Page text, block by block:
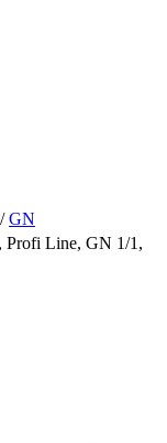
GN
Line, GN 1/1,